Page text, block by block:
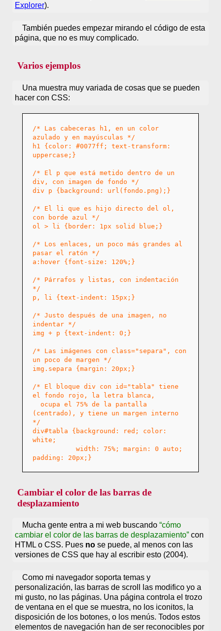
Explorer).
También puedes empezar mirando el código de esta
página, que no es muy complicado.
Varios ejemplos
Una muestra muy variada de cosas que se pueden
hacer con CSS:
/* Las cabeceras h1, en un color
azulado y en mayúsculas */
h1 {color: #0077ff; text-transform:
uppercase;}
/* El p que está metido dentro de un
div, con imagen de fondo */
div p {background: url(fondo.png);}
/* El li que es hijo directo del ol,
con borde azul */
ol > li {border: 1px solid blue;}
/* Los enlaces, un poco más grandes al
pasar el ratón */
a:hover {font-size: 120%;}
/* Párrafos y listas, con indentación
*/
p, li {text-indent: 15px;}
/* Justo después de una imagen, no
indentar */
img + p {text-indent: 0;}
/* Las imágenes con class="separa", con
un poco de margen */
img.separa {margin: 20px;}
/* El bloque div con id="tabla" tiene
el fondo rojo, la letra blanca,
ocupa el 75% de la pantalla
(centrado), y tiene un margen interno
*/
div#tabla {background: red; color:
white;
width: 75%; margin: 0 auto;
padding: 20px;}
Cambiar el color de las barras de
desplazamiento
Mucha gente entra a mi web buscando cómo
cambiar el color de las barras de desplazamiento con
HTML o CSS. Pues no se puede, al menos con las
versiones de CSS que hay al escribir esto (2004).
Como mi navegador soporta temas y
personalización, las barras de scroll las modifico yo a
mi gusto, no las páginas. Una página controla el trozo
de ventana en el que se muestra, no los iconitos, la
disposición de los botones, o los menús. Todos estos
elementos de navegación han de ser reconocibles por